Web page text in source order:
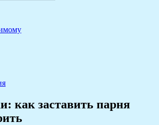
как заставить парня